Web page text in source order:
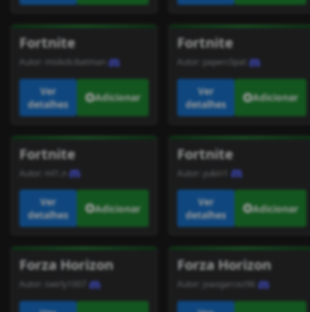
Fortnite
Autor: miskolcibatman
Ver
detalhes
Adicionar
Fortnite
Autor: paperclipat
Ver
detalhes
Adicionar
Fortnite
Autor:
Ver
detalhes
Adicionar
Fortnite
Autor: yukiri1
Ver
detalhes
Adicionar
Forza Horizon
swirly1007
Forza Horizon
joaogarcez96